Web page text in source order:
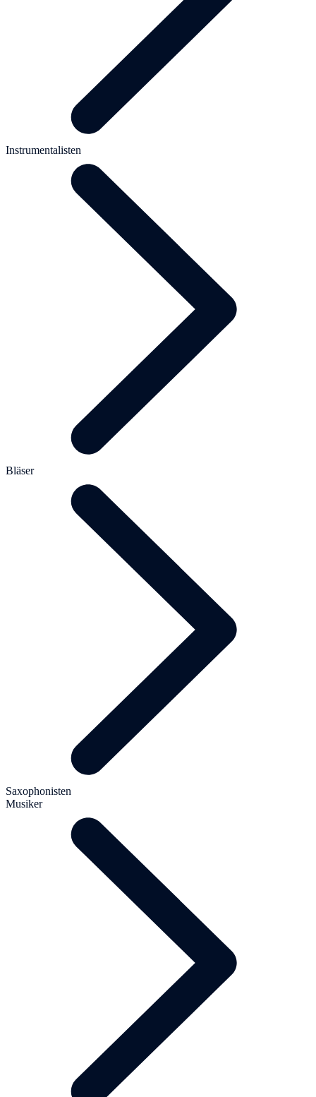
Instrumentalisten
Bläser
Saxophonisten
Musiker